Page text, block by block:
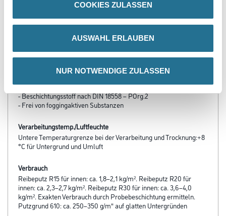
COOKIES ZULASSEN
AUSWAHL ERLAUBEN
NUR NOTWENDIGE ZULASSEN
- Lösemittel- und weichmacherfrei
- Diffusionsfähig
- Robust und unempfindlich gegen Stoß und Schlag
- Klassifizierung des Brandverhaltens nach DIN EN 13501-1: A2-
- Konservierungsmittelfrei
- Beschichtungsstoff nach DIN 18558 – POrg.2
- Frei von foggingaktiven Substanzen
Verarbeitungstemp./Luftfeuchte
Untere Temperaturgrenze bei der Verarbeitung und Trocknung:+8
°C für Untergrund und Umluft
Verbrauch
Reibeputz R15 für innen: ca. 1,8–2,1 kg/m². Reibeputz R20 für
innen: ca. 2,3–2,7 kg/m². Reibeputz R30 für innen: ca. 3,6–4,0
kg/m². Exakten Verbrauch durch Probebeschichtung ermitteln.
Putzgrund 610: ca. 250–350 g/m" auf glatten Untergründen